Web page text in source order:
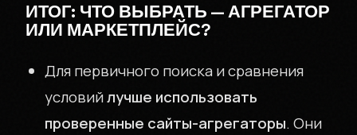
ИТОГ: ЧТО ВЫБРАТЬ — АГРЕГАТОР
ИЛИ МАРКЕТПЛЕЙС?
Для первичного поиска и сравнения
условийлучше использовать
проверенные сайты-агрегаторы. Они